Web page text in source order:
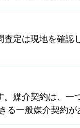
定は現地を確
媒介契約は、
一般媒介契約が